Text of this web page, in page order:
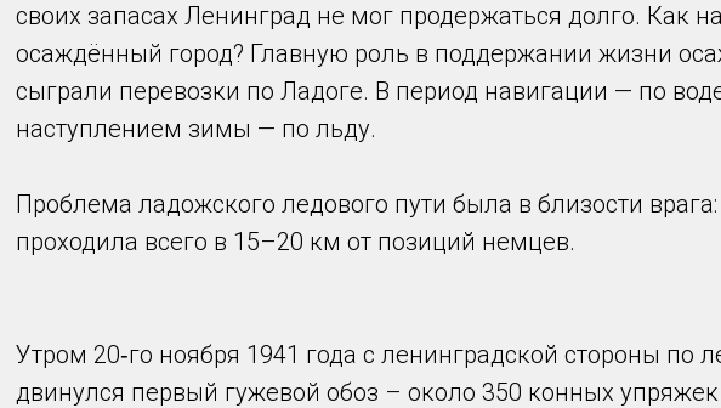
своих запасах Ленинград не мог продержаться долго. Как
осаждённый город? Главную роль в поддержании жизни
сыграли перевозки по Ладоге. В период навигации — по
наступлением зимы — по льду.
Проблема ладожского ледового пути была в близости
проходила всего в 15–20 км от позиций немцев.
Утром 20‑го ноября 1941 года с ленинградской стороны по
двинулся первый гужевой обоз – около 350 конных